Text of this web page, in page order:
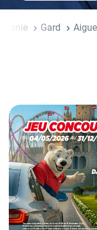
Gard
Opération
spéciale
Mai
-
Décembre
2026
Locations